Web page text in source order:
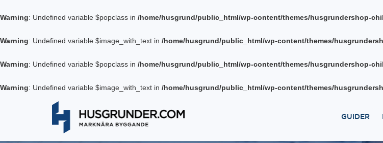
Warning: Undefined variable $popclass in /home/husgrund/public_html/wp-content/themes/husgrundershop-
Warning: Undefined variable $image_with_text in /home/husgrund/public_html/wp-content/themes/
Warning: Undefined variable $popclass in /home/husgrund/public_html/wp-content/themes/husgrundershop-
Warning: Undefined variable $image_with_text in /home/husgrund/public_html/wp-content/themes/
GUIDER